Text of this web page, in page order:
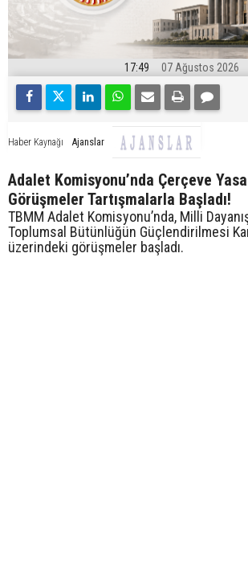
17:49 07 Ağustos 2026
Haber Kaynağı Ajanslar
Adalet Komisyonu’nda Çerçeve
Görüşmeler Tartışmalarla Başladı!
TBMM Adalet Komisyonu’nda, Milli
Toplumsal Bütünlüğün Güçlendirilmesi
üzerindeki görüşmeler başladı.